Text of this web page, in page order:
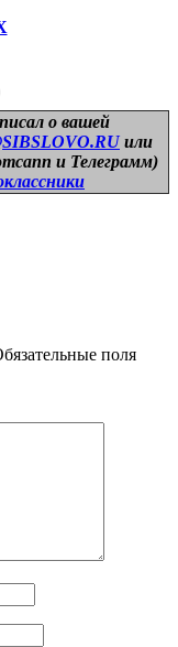
о вашей
или
и Телеграмм)
поля